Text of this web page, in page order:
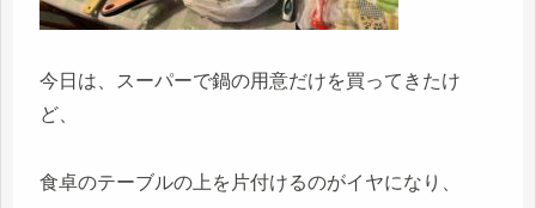
今日は、スーパーで鍋の用意だけを買ってきたけ
ど、
食卓のテーブルの上を片付けるのがイヤになり、